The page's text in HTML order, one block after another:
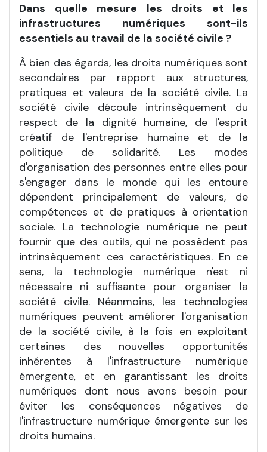
Dans quelle mesure les droits et les
infrastructures numériques sont-ils
essentiels au travail de la société civile ?
À bien des égards, les droits numériques sont
secondaires par rapport aux structures,
pratiques et valeurs de la société civile. La
société civile découle intrinsèquement du
respect de la dignité humaine, de l'esprit
créatif de l'entreprise humaine et de la
politique de solidarité. Les modes
d'organisation des personnes entre elles pour
s'engager dans le monde qui les entoure
dépendent principalement de valeurs, de
compétences et de pratiques à orientation
sociale. La technologie numérique ne peut
fournir que des outils, qui ne possèdent pas
intrinsèquement ces caractéristiques. En ce
sens, la technologie numérique n'est ni
nécessaire ni suffisante pour organiser la
société civile. Néanmoins, les technologies
numériques peuvent améliorer l'organisation
de la société civile, à la fois en exploitant
certaines des nouvelles opportunités
inhérentes à l'infrastructure numérique
émergente, et en garantissant les droits
numériques dont nous avons besoin pour
éviter les conséquences négatives de
l'infrastructure numérique émergente sur les
droits humains.